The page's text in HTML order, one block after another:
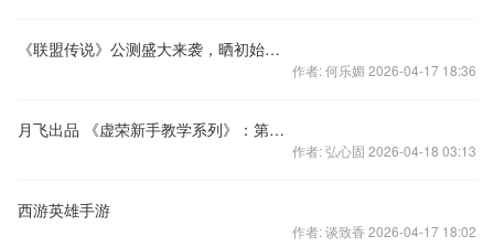
《联盟传说》公测盛大来袭，晒初始选择英雄送充值卡！
作者: 何乐媚 2026-04-17 18:36
月飞出品 《虚荣新手教学系列》：第十一期-魔女星乐斯
作者: 弘心固 2026-04-18 03:13
西游英雄手游
作者: 谈致香 2026-04-17 18:02